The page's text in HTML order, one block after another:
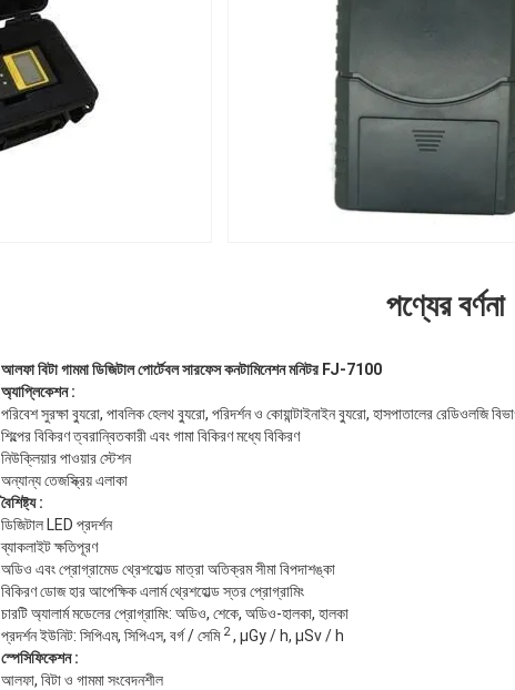
পণ্যের বর্ণনা
আলফা বিটা গামমা ডিজিটাল পোর্টেবল সারফেস কনটামিনেশন মনিটর FJ-7100
অ্যাপ্লিকেশন :
পরিবেশ সুরক্ষা ব্যুরো, পাবলিক হেলথ ব্যুরো, পরিদর্শন ও কোয়ান্টাইনাইন ব্যুরো, হাসপাতালের রেডিওলজি
শিল্পের বিকিরণ ত্বরান্বিতকারী এবং গামা বিকিরণ মধ্যে বিকিরণ
নিউক্লিয়ার পাওয়ার স্টেশন
অন্যান্য তেজস্ক্রিয় এলাকা
বৈশিষ্ট্য :
ডিজিটাল LED প্রদর্শন
ব্যাকলাইট ক্ষতিপূরণ
অডিও এবং প্রোগ্রামেড থ্রেশহোল্ড মাত্রা অতিক্রম সীমা বিপদাশঙ্কা
বিকিরণ ডোজ হার আপেক্ষিক এলার্ম থ্রেশহোল্ড স্তর প্রোগ্রামিং
চারটি অ্যালার্ম মডেলের প্রোগ্রামিং: অডিও, শেকে, অডিও-হালকা, হালকা
প্রদর্শন ইউনিট: সিপিএম, সিপিএস, বর্গ / সেমি 2, μGy / h, μSv / h
স্পেসিফিকেশন :
আলফা, বিটা ও গামমা সংবেদনশীল